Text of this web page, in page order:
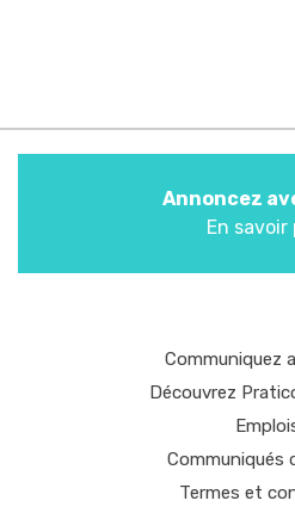
Annoncez
En savoir
Communiquez
Découvrez
Communiqués
Termes et